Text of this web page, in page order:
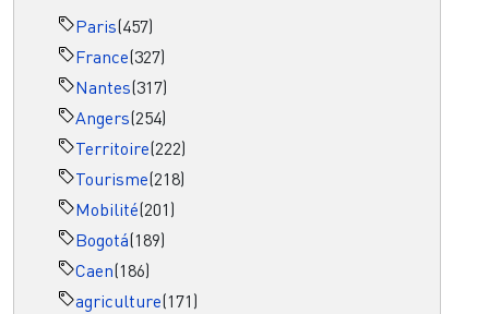
Paris(457)
France(327)
Nantes(317)
Angers(254)
Territoire(222)
Tourisme(218)
Mobilité(201)
Bogotá(189)
Caen(186)
agriculture(171)